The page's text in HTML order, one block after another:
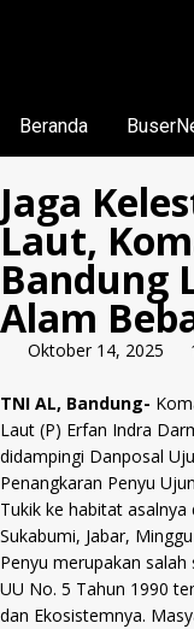
Beranda
Jaga
Laut,
Bandung
Alam
Oktober 14, 2025
TNI AL, Bandung-
Laut (P) Erfan Indra
didampingi Danposal
Penangkaran Penyu
Tukik ke habitat
Sukabumi, Jabar,
Penyu merupakan
UU No. 5 Tahun 1990
dan Ekosistemnya.